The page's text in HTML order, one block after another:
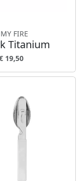
FIRE
Titanium
19,50